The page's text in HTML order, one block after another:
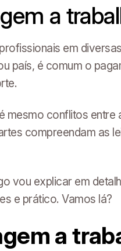
a
em
país, é comum o
mesmo conflitos entre
compreendam as
vou explicar em
e prático. Vamos lá?
a